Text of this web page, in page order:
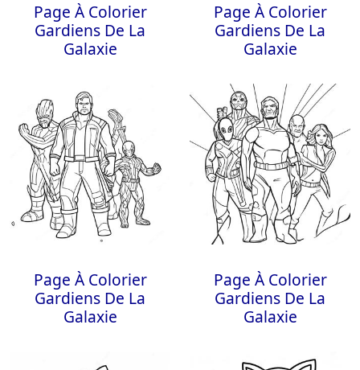
Page À Colorier
Gardiens De La
Galaxie
Page À Colorier
Gardiens De La
Galaxie
Page À Colorier
Gardiens De La
Galaxie
Page À Colorier
Gardiens De La
Galaxie